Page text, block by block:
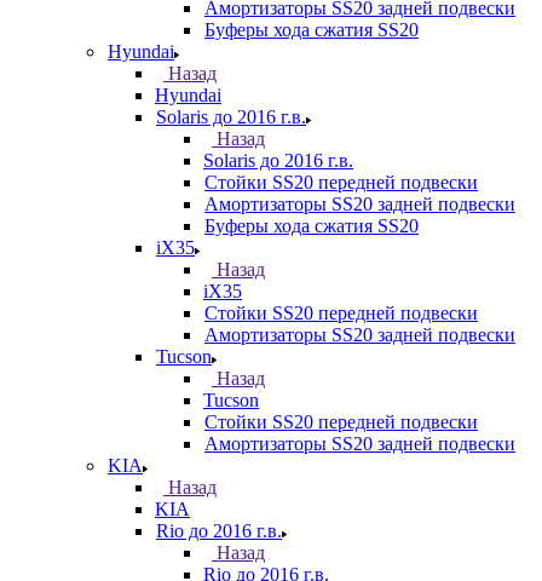
Амортизаторы SS20 задней подвески
Буферы хода сжатия SS20
Hyundai
Назад
Hyundai
Solaris до 2016 г.в.
Назад
Solaris до 2016 г.в.
Стойки SS20 передней подвески
Амортизаторы SS20 задней подвески
Буферы хода сжатия SS20
iX35
Назад
iX35
Стойки SS20 передней подвески
Амортизаторы SS20 задней подвески
Tucson
Назад
Tucson
Стойки SS20 передней подвески
Амортизаторы SS20 задней подвески
KIA
Назад
KIA
Rio до 2016 г.в.
Назад
Rio до 2016 г.в.